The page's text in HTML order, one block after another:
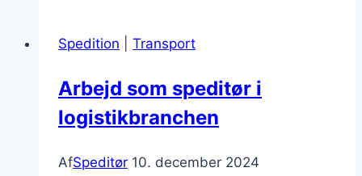
til
import
Spedition Transport
Arbejd som speditør i
logistikbranchen
AfSpeditør 10. december 2024